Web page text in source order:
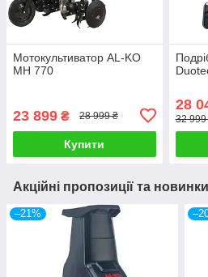
Мотокультиватор AL-KO
MH 770
23 899 ₴ 28 999 ₴
Купити
28
32 999
Акційні пропозиції та новинки
–21%